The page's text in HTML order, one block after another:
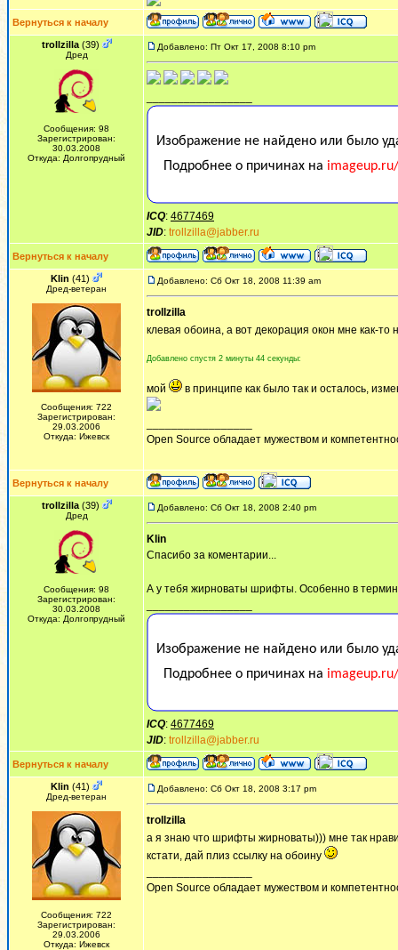
Вернуться к началу
trollzilla(39)
Дред
Сообщения: 98
Зарегистрирован:
30.03.2008
Откуда: Долгопрудный
Добавлено: Пт Окт 17, 2008 8:10 pm
ICQ: 4677469
JID: trollzilla@jabber.ru
Вернуться к началу
Klin (41)
Дред-ветеран
Сообщения: 722
Зарегистрирован:
29.03.2006
Откуда: Ижевск
Добавлено: Сб Окт 18, 2008 11:39 am
trollzilla
клевая обоина, а вот декорация окон мне как-
Добавлено спустя 2 минуты 44 секунды:
мой в принципе как было так и осталось,
Open Source обладает мужеством и
Вернуться к началу
trollzilla(39)
Дред
Сообщения: 98
Зарегистрирован:
30.03.2008
Откуда: Долгопрудный
Добавлено: Сб Окт 18, 2008 2:40 pm
Klin
Спасибо за коментарии...
А у тебя жирноваты шрифты. Особенно в
ICQ: 4677469
JID: trollzilla@jabber.ru
Вернуться к началу
Klin (41)
Дред-ветеран
Сообщения: 722
Зарегистрирован:
29.03.2006
Откуда: Ижевск
Добавлено: Сб Окт 18, 2008 3:17 pm
trollzilla
а я знаю что шрифты жирноваты))) мне так
кстати, дай плиз ссылку на обоину
Open Source обладает мужеством и